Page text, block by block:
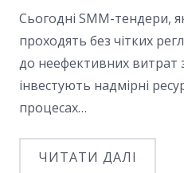
Сьогодні SMM-тендери,
проходять без чітких
до неефективних витрат з
інвестують надмірні
процесах…
ЧИТАТИ ДАЛІ